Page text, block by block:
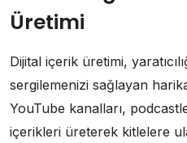
Üretimi
Dijital içerik üretimi,
sergilemenizi sağlayan
YouTube kanalları,
içerikleri üreterek kitlelere